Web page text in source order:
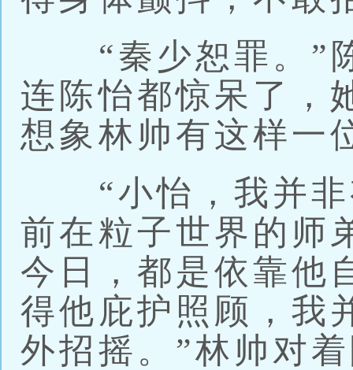
“秦少恕罪。”
连陈怡都惊呆了，
想象林帅有这样一
“小怡，我并非
前在粒子世界的师
今日，都是依靠他
得他庇护照顾，我
外招摇。”林帅对